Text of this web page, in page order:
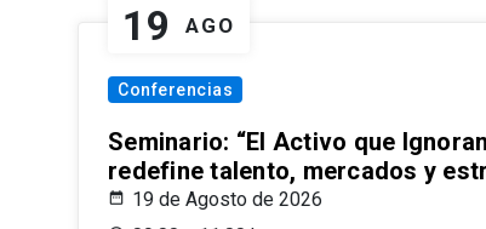
19 AGO
Conferencias
Seminario: “El Activo que
redefine talento, mercados y
19 de Agosto de 2026